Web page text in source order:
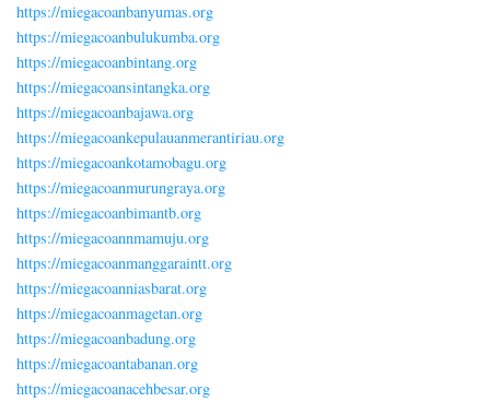
https://miegacoanbanyumas.org
https://miegacoanbulukumba.org
https://miegacoanbintang.org
https://miegacoansintangka.org
https://miegacoanbajawa.org
https://miegacoankepulauanmerantiriau.org
https://miegacoankotamobagu.org
https://miegacoanmurungraya.org
https://miegacoanbimantb.org
https://miegacoannmamuju.org
https://miegacoanmanggaraintt.org
https://miegacoanniasbarat.org
https://miegacoanmagetan.org
https://miegacoanbadung.org
https://miegacoantabanan.org
https://miegacoanacehbesar.org